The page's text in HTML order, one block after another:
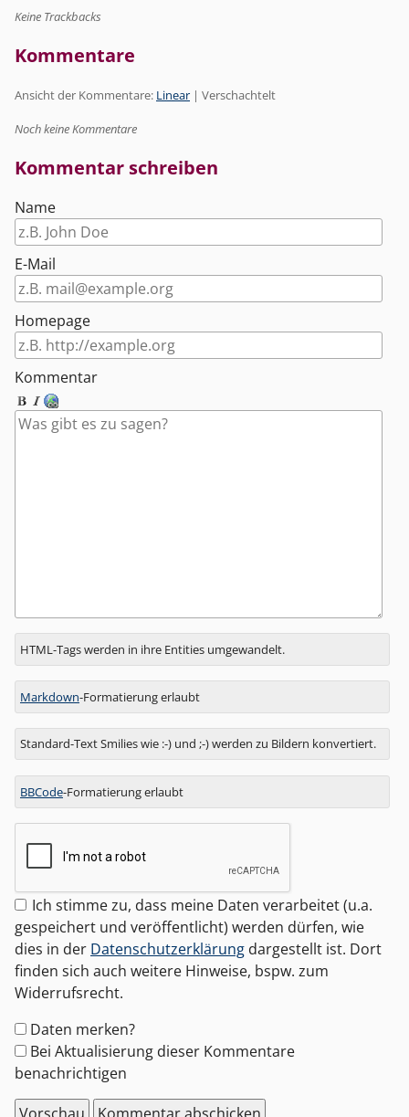
Keine Trackbacks
Kommentare
Ansicht der Kommentare: Linear | Verschachtelt
Noch keine Kommentare
Kommentar schreiben
Name
E-Mail
Homepage
Kommentar
Antwort
zu
HTML-Tags werden in ihre Entities umgewandelt.
Markdown-Formatierung erlaubt
Standard-Text Smilies wie :-) und ;-) werden zu Bildern konvertiert.
BBCode-Formatierung erlaubt
Ich stimme zu, dass meine Daten verarbeitet (u.a.
gespeichert und veröffentlicht) werden dürfen, wie
dies in der Datenschutzerklärung dargestellt ist. Dort
finden sich auch weitere Hinweise, bspw. zum
Widerrufsrecht.
Formular-
Optionen
Daten merken?
Bei Aktualisierung dieser Kommentare
benachrichtigen